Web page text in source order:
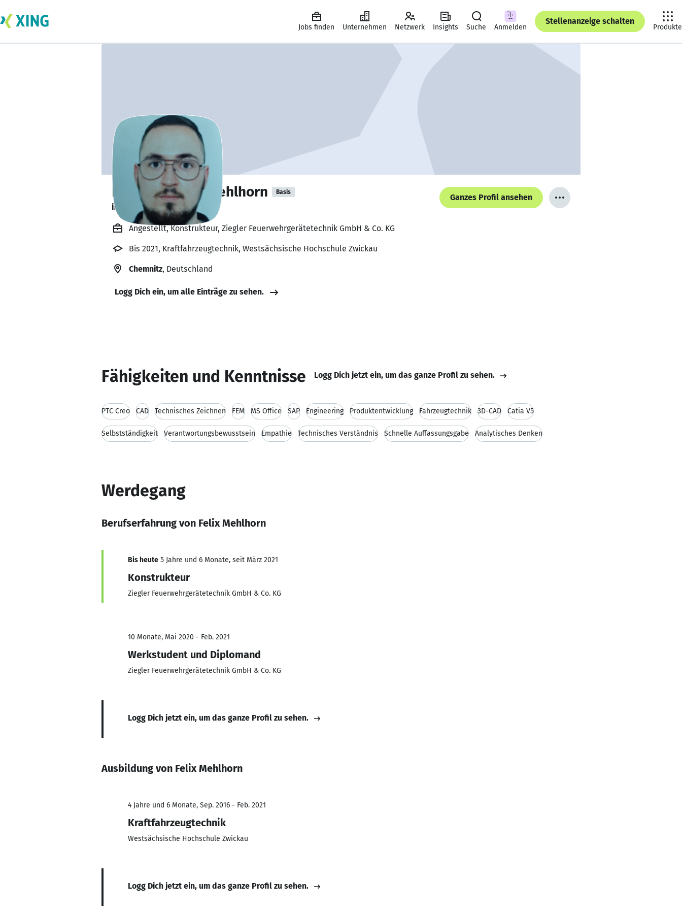
Jobs finden Unternehmen Netzwerk Insights Suche Anmelden
Stellenanzeige schalten
Produkte
Dipl.-Ing. Felix Mehlhorn Basis
ist offen für Projekte. 🔎
Ganzes Profil ansehen
Angestellt, Konstrukteur, Ziegler Feuerwehrgerätetechnik GmbH & Co. KG
Bis 2021, Kraftfahrzeugtechnik, Westsächsische Hochschule Zwickau
Chemnitz, Deutschland
Logg Dich ein, um alle Einträge zu sehen.
Fähigkeiten und Kenntnisse Logg Dich jetzt ein, um das ganze Profil zu sehen.
PTC Creo CAD Technisches Zeichnen FEM MS Office SAP Engineering Produktentwicklung Fahrzeugtechnik 3D-CAD Catia V5
Selbstständigkeit Verantwortungsbewusstsein Empathie Technisches Verständnis Schnelle Auffassungsgabe Analytisches Denken
Werdegang
Berufserfahrung von Felix Mehlhorn
Bis heute 5 Jahre und 6 Monate, seit März 2021
Konstrukteur
Ziegler Feuerwehrgerätetechnik GmbH & Co. KG
10 Monate, Mai 2020 - Feb. 2021
Werkstudent und Diplomand
Ziegler Feuerwehrgerätetechnik GmbH & Co. KG
Logg Dich jetzt ein, um das ganze Profil zu sehen.
Ausbildung von Felix Mehlhorn
4 Jahre und 6 Monate, Sep. 2016 - Feb. 2021
Kraftfahrzeugtechnik
Westsächsische Hochschule Zwickau
Logg Dich jetzt ein, um das ganze Profil zu sehen.